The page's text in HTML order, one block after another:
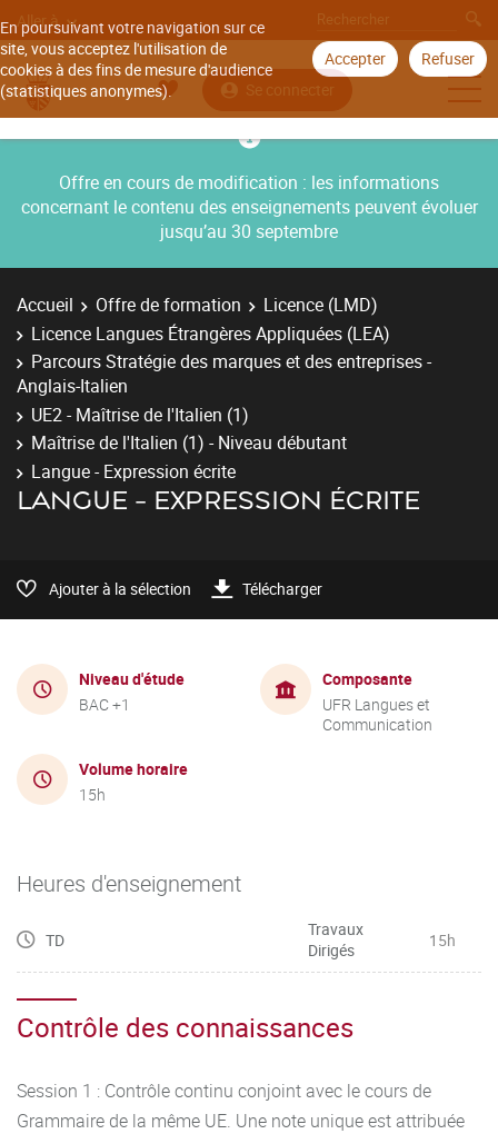
En poursuivant votre navigation sur ce
site, vous acceptez l'utilisation de
cookies à des fins de mesure d'audience
(statistiques anonymes).
Accepter Refuser
Aller à
Se connecter
Offre en cours de modification : les informations
concernant le contenu des enseignements peuvent évoluer
jusqu’au 30 septembre
Accueil Offre de formation
Licence (LMD)
Licence Langues Étrangères Appliquées (LEA)
Parcours Stratégie des marques et des entreprises -
Anglais-Italien
UE2 - Maîtrise de l'Italien (1)
Maîtrise de l'Italien (1) - Niveau débutant
Langue - Expression écrite
LANGUE - EXPRESSION ÉCRITE
Ajouter à la sélection Télécharger
Niveau d'étude
BAC +1
Composante
UFR Langues et
Communication
Volume horaire
15h
Heures d'enseignement
TD
Travaux
Dirigés
15h
Contrôle des connaissances
Session 1 : Contrôle continu conjoint avec le cours de
Grammaire de la même UE. Une note unique est attribuée